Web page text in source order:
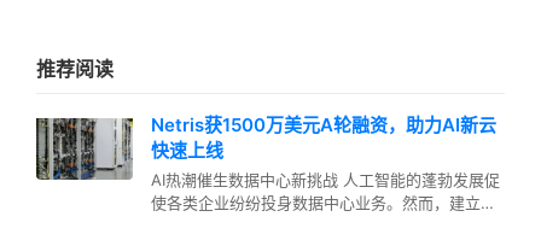
推荐阅读
Netris获1500万美元A轮融资，助力AI新云
快速上线
AI热潮催生数据中心新挑战 人工智能的蓬勃发展促
使各类企业纷纷投身数据中心业务。然而，建立一